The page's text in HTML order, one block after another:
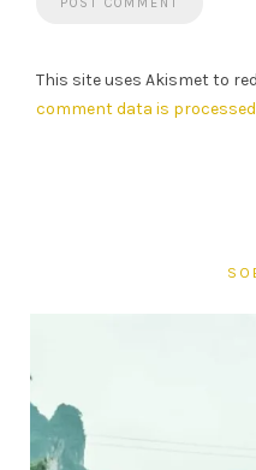
This site uses Akismet to
comment data is processed